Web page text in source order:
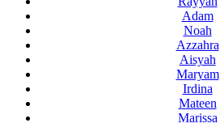
Adam
Noah
Azzahra
Aisyah
Maryam
Irdina
Mateen
Marissa